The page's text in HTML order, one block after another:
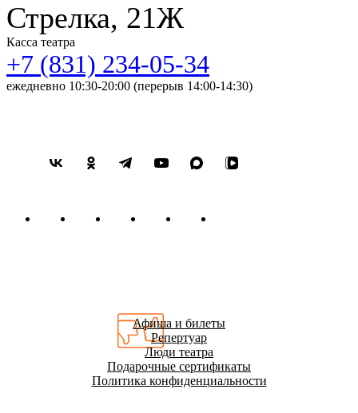
Стрелка, 21Ж
Касса театра
+7 (831) 234-05-34
ежедневно 10:30-20:00 (перерыв 14:00-14:30)
Афиша и билеты
Репертуар
Люди театра
Подарочные сертификаты
Политика конфиденциальности